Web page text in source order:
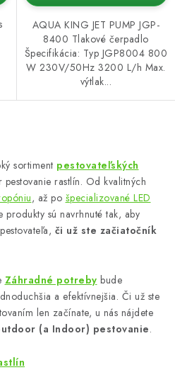
AQUA KING JET PUMP JGP-
8400 Tlakové čerpadlo
Špecifikácia: Typ JGP8004 800
W 230V/50Hz 3200 L/h Max.
výtlak...
sortiment pestovateľských
rastlín. Od kvalitných
, až po špecializované LED
produkty sú navrhnuté tak, aby
či už ste začiatočník
Záhradné potreby bude
a efektívnejšia. Či už ste
len začínate, u nás nájdete
(a Indoor) pestovanie.